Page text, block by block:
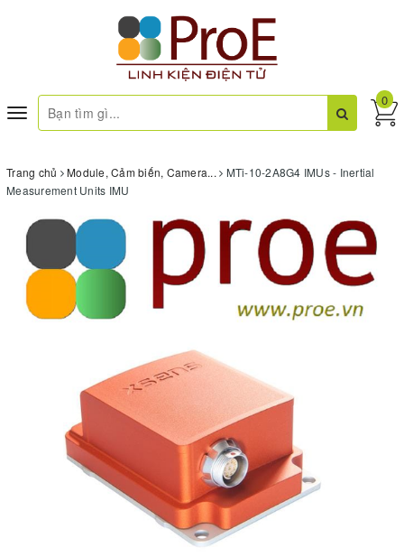
Toggle
navigation
0
Trang chủ Module, Cảm biến, Camera...
MTi-10-2A8G4 IMUs - Inertial
Measurement Units IMU